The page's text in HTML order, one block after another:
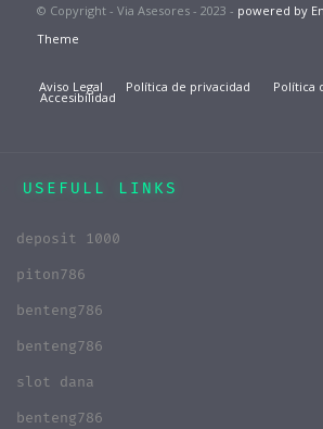
© Copyright - Via Asesores - 2023 - powered by
Theme
Aviso Legal Política de privacidad Política
Accesibilidad
USEFULL LINKS
deposit 1000
piton786
benteng786
benteng786
slot dana
benteng786